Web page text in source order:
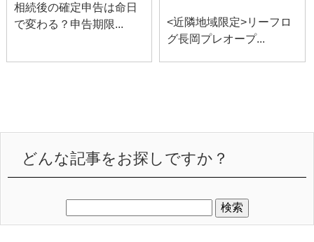
相続後の確定申告は命日
で変わる？申告期限...
<近隣地域限定>リーフロ
グ長岡プレオープ...
どんな記事をお探しですか？